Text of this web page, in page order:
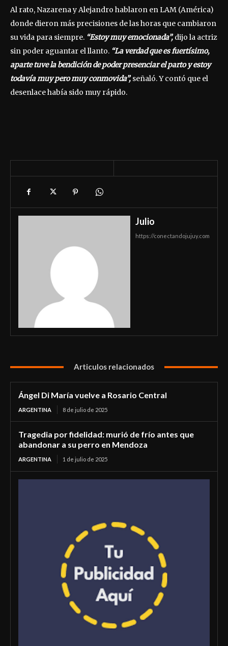
Al rato, Nazarena y Alejandro hablaron en LAM (América)
donde dieron más precisiones de las horas que cambiaron
su vida para siempre. “Estoy muy emocionada”,dijo la actriz
sin poder aguantar el llanto. “La verdad que es fuertísimo,
aparte tuve la bendición de poder presenciar el parto y estoy
todavía muy pero muy conmovida”,señaló. Y contó que el
desenlace había sido muy rápido.
Julio
https://conectandojujuy.com
Articulos relacionados
Ángel Di María vuelve a Rosario Central
ARGENTINA 8 de julio de 2025
Tragedia por fidelidad: murió de frío antes que
abandonar a su perro en Mendoza
ARGENTINA 1 de julio de 2025